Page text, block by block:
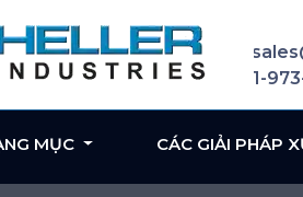
1-
MỤC CÁC GIẢI PHÁP